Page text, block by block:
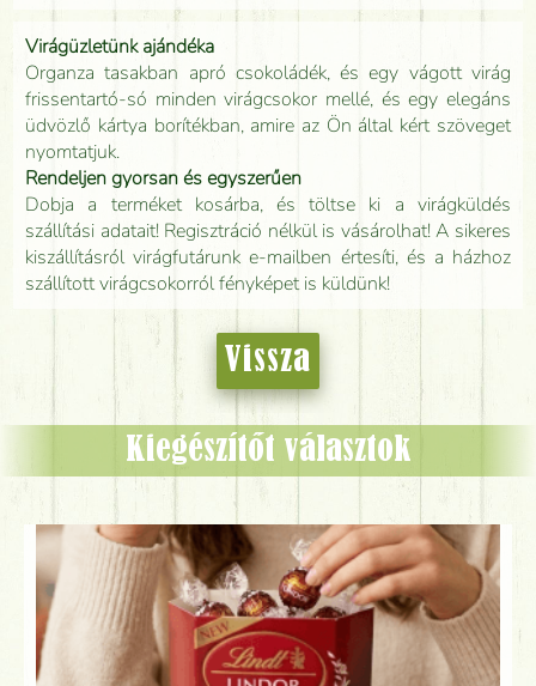
Virágüzletünk ajándéka
Organza tasakban apró csokoládék, és egy vágott virág
frissentartó-só minden virágcsokor mellé, és egy elegáns
üdvözlő kártya borítékban, amire az Ön által kért szöveget
nyomtatjuk.
Rendeljen gyorsan és egyszerűen
Dobja a terméket kosárba, és töltse ki a virágküldés
szállítási adatait! Regisztráció nélkül is vásárolhat! A sikeres
kiszállításról virágfutárunk e-mailben értesíti, és a házhoz
szállított virágcsokorról fényképet is küldünk!
Vissza
Kiegészítőt választok